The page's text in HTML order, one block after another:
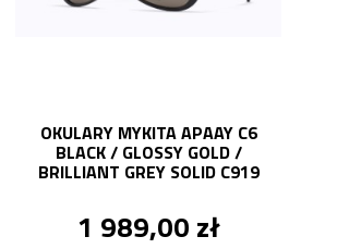
OKULARY MYKITA APAAY C6
BLACK / GLOSSY GOLD /
BRILLIANT GREY SOLID C919
1 989,00 zł